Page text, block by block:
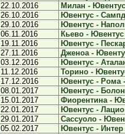
22.10.2016
Милан -
26.10.2016
Ювентус -
29.10.2016
Ювентус -
06.11.2016
Кьево - Ювентус
19.11.2016
Ювентус -
27.11.2016
Дженоа -
03.12.2016
Ювентус -
11.12.2016
Торино -
17.12.2016
Ювентус - Рома
08.01.2017
Ювентус -
15.01.2017
Фиорентина -
22.01.2017
Ювентус -
29.01.2017
Сассуоло -
05.02.2017
Ювентус - Интер